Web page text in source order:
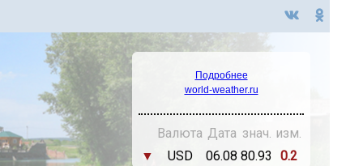
Подробнее
world-weather.ru
Валюта Дата знач. изм.
▼
USD 06.08 80.93
0.2